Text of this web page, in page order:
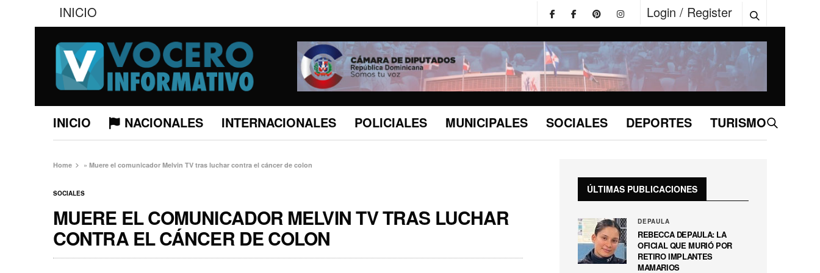
INICIO Login / Register
INICIO NACIONALES INTERNACIONALES POLICIALES MUNICIPALES SOCIALES DEPORTES TURISMO
Home »Muere el comunicador Melvin TV tras luchar contra el cáncer de colon
SOCIALES
MUERE EL COMUNICADOR MELVIN TV TRAS LUCHAR
CONTRA EL CÁNCER DE COLON
ÚLTIMAS PUBLICACIONES
DEPAULA
REBECCA DEPAULA: LA
OFICIAL QUE MURIÓ POR
RETIRO IMPLANTES
MAMARIOS